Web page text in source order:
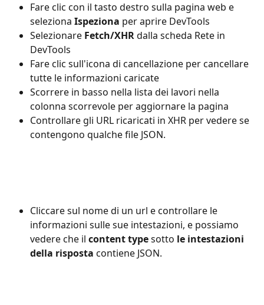
Fare clic con il tasto destro sulla pagina web e
seleziona Ispeziona per aprire DevTools
Selezionare Fetch/XHR dalla scheda Rete in
DevTools
Fare clic sull'icona di cancellazione per cancellare
tutte le informazioni caricate
Scorrere in basso nella lista dei lavori nella
colonna scorrevole per aggiornare la pagina
Controllare gli URL ricaricati in XHR per vedere se
contengono qualche file JSON.
Cliccare sul nome di un url e controllare le
informazioni sulle sue intestazioni, e possiamo
vedere che il content type sotto le intestazioni
della risposta contiene JSON.